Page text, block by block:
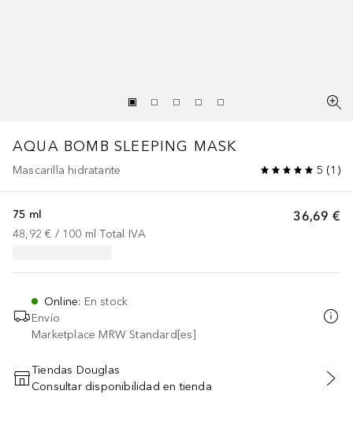
AQUA BOMB SLEEPING MASK
Mascarilla hidratante 5 (1 )
36,69 €
75 ml
48,92 € / 100 ml Total IVA
Online: En stock
Envío
Marketplace MRW Standard[es]
AÑADIR AL CARRITO
Tiendas Douglas
Consultar disponibilidad en tienda